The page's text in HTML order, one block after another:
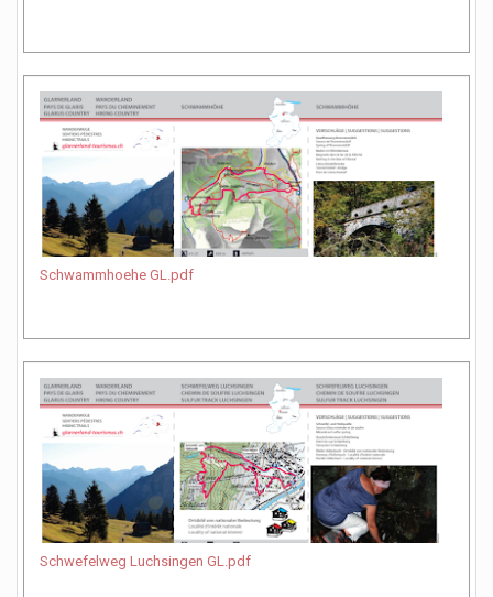
Schwammhoehe GL.pdf
Schwefelweg Luchsingen GL.pdf